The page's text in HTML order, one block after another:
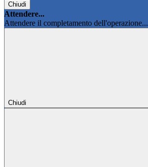
Chiudi
Attendere...
Attendere il completamento dell'operazione...
Chiudi